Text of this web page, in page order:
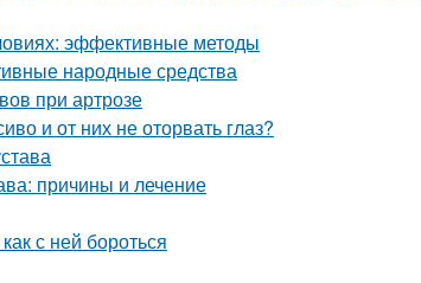
эффективные методы
народные средства
при артрозе
и от них не оторвать глаз?
причины и лечение
с ней бороться